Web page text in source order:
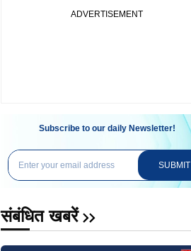
Subscribe to our daily Newsletter!
SUBMIT
संबंधित खबरें